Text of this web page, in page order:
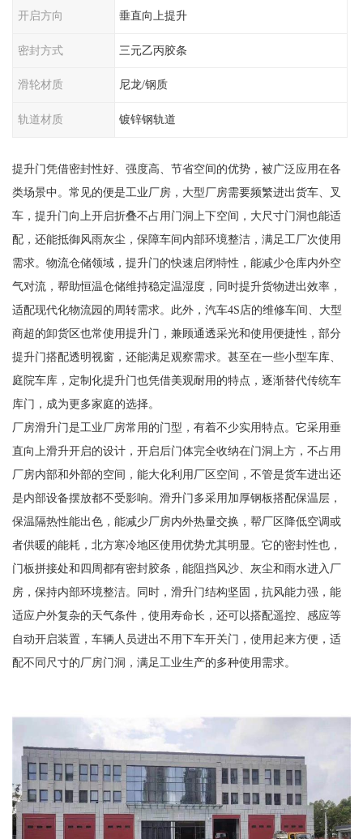
开启方向 垂直向上提升
密封方式 三元乙丙胶条
滑轮材质 尼龙/钢质
轨道材质 镀锌钢轨道
提升门凭借密封性好、强度高、节省空间的优势，被广泛应用在各
类场景中。常见的便是工业厂房，大型厂房需要频繁进出货车、叉
车，提升门向上开启折叠不占用门洞上下空间，大尺寸门洞也能适
配，还能抵御风雨灰尘，保障车间内部环境整洁，满足工厂次使用
需求。物流仓储领域，提升门的快速启闭特性，能减少仓库内外空
气对流，帮助恒温仓储维持稳定温湿度，同时提升货物进出效率，
适配现代化物流园的周转需求。此外，汽车4S店的维修车间、大型
商超的卸货区也常使用提升门，兼顾通透采光和使用便捷性，部分
提升门搭配透明视窗，还能满足观察需求。甚至在一些小型车库、
庭院车库，定制化提升门也凭借美观耐用的特点，逐渐替代传统车
库门，成为更多家庭的选择。
厂房滑升门是工业厂房常用的门型，有着不少实用特点。它采用垂
直向上滑升开启的设计，开启后门体完全收纳在门洞上方，不占用
厂房内部和外部的空间，能大化利用厂区空间，不管是货车进出还
是内部设备摆放都不受影响。滑升门多采用加厚钢板搭配保温层，
保温隔热性能出色，能减少厂房内外热量交换，帮厂区降低空调或
者供暖的能耗，北方寒冷地区使用优势尤其明显。它的密封性也，
门板拼接处和四周都有密封胶条，能阻挡风沙、灰尘和雨水进入厂
房，保持内部环境整洁。同时，滑升门结构坚固，抗风能力强，能
适应户外复杂的天气条件，使用寿命长，还可以搭配遥控、感应等
自动开启装置，车辆人员进出不用下车开关门，使用起来方便，适
配不同尺寸的厂房门洞，满足工业生产的多种使用需求。